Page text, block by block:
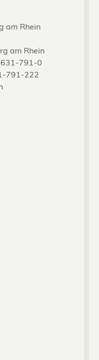
am Rhein
am Rhein
791-0
791-222